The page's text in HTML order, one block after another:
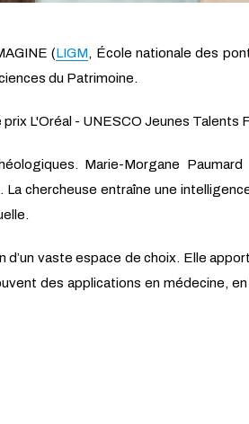
(LIGM, École nationale des
du Patrimoine.
L'Oréal - UNESCO Jeunes Talents
Marie-Morgane
chercheuse entraîne une
d’un vaste espace de choix. Elle
des applications en médecine,